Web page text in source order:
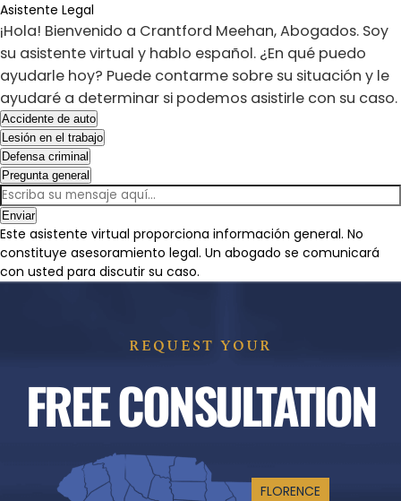
Asistente Legal
¡Hola! Bienvenido a Crantford Meehan, Abogados. Soy
su asistente virtual y hablo español. ¿En qué puedo
ayudarle hoy? Puede contarme sobre su situación y le
ayudaré a determinar si podemos asistirle con su caso.
Accidente de auto
Lesión en el trabajo
Defensa criminal
Pregunta general
Enviar
Este asistente virtual proporciona información general. No
constituye asesoramiento legal. Un abogado se comunicará
con usted para discutir su caso.
REQUEST YOUR
FREE CONSULTATION
FLORENCE